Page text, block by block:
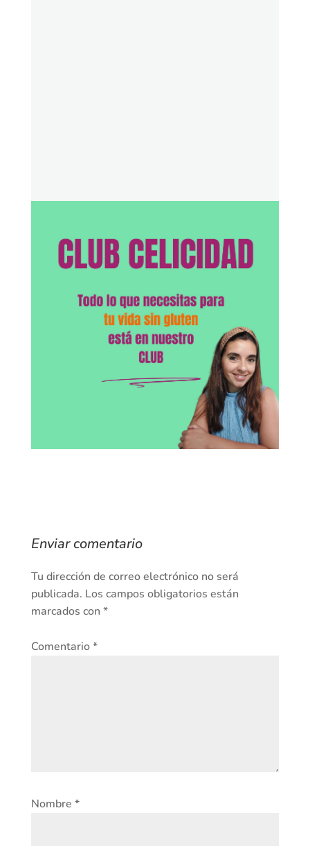
Enviar comentario
Tu dirección de correo electrónico no será
publicada. Los campos obligatorios están
marcados con *
Comentario*
Nombre *